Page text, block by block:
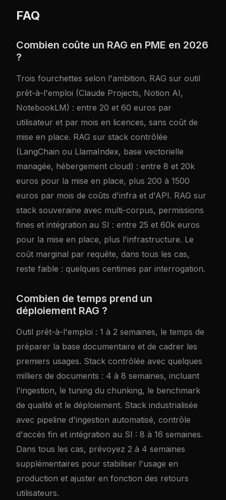
FAQ
Combien coûte un RAG en PME en 2026
?
Trois fourchettes selon l'ambition. RAG sur outil
prêt-à-l'emploi (Claude Projects, Notion AI,
NotebookLM) : entre 20 et 60 euros par
utilisateur et par mois en licences, sans coût de
mise en place. RAG sur stack contrôlée
(LangChain ou LlamaIndex, base vectorielle
managée, hébergement cloud) : entre 8 et 20k
euros pour la mise en place, plus 200 à 1500
euros par mois de coûts d'infra et d'API. RAG sur
stack souveraine avec multi-corpus, permissions
fines et intégration au SI : entre 25 et 60k euros
pour la mise en place, plus l'infrastructure. Le
coût marginal par requête, dans tous les cas,
reste faible : quelques centimes par interrogation.
Combien de temps prend un
déploiement RAG ?
Outil prêt-à-l'emploi : 1 à 2 semaines, le temps de
préparer la base documentaire et de cadrer les
premiers usages. Stack contrôlée avec quelques
milliers de documents : 4 à 8 semaines, incluant
l'ingestion, le tuning du chunking, le benchmark
de qualité et le déploiement. Stack industrialisée
avec pipeline d'ingestion automatisé, contrôle
d'accès fin et intégration au SI : 8 à 16 semaines.
Dans tous les cas, prévoyez 2 à 4 semaines
supplémentaires pour stabiliser l'usage en
production et ajuster en fonction des retours
utilisateurs.